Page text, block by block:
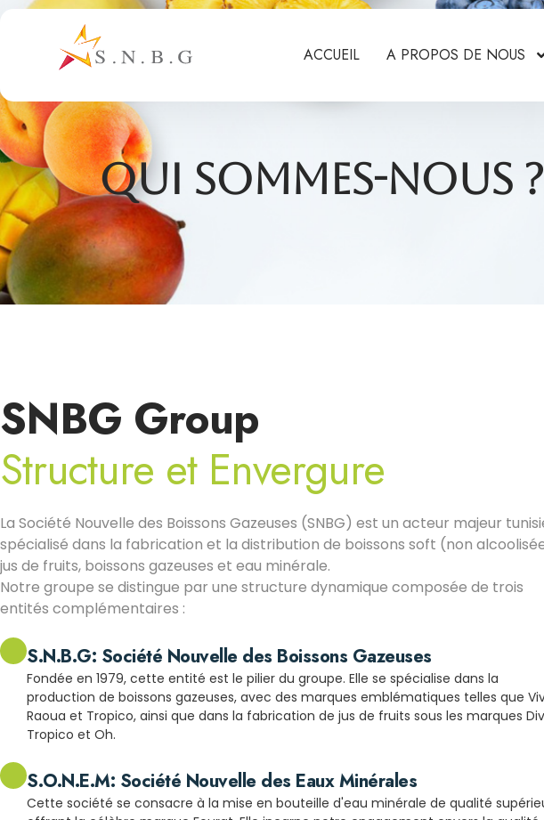
ACCUEIL A PROPOS DE NOUS
Qui sommes-nous ?
SNBG Group
Structure et Envergure
La Société Nouvelle des Boissons Gazeuses (SNBG) est un acteur majeur
spécialisé dans la fabrication et la distribution de boissons soft (non
jus de fruits, boissons gazeuses et eau minérale.
Notre groupe se distingue par une structure dynamique composée de trois
entités complémentaires :
S.N.B.G: Société Nouvelle des Boissons Gazeuses
Fondée en 1979, cette entité est le pilier du groupe. Elle se spécialise dans la
production de boissons gazeuses, avec des marques emblématiques telles que
Raoua et Tropico, ainsi que dans la fabrication de jus de fruits sous les marques
Tropico et Oh.
S.O.N.E.M: Société Nouvelle des Eaux Minérales
Cette société se consacre à la mise en bouteille d'eau minérale de qualité